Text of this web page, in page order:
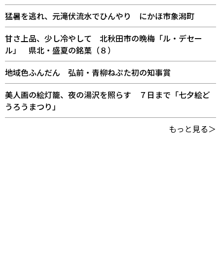
猛暑を逃れ、元滝伏流水でひんやり にかほ市象潟町
甘さ上品、少し冷やして 北秋田市の晩梅「ル・デセー
ル」 県北・盛夏の銘菓（８）
地域色ふんだん 弘前・青柳ねぷた初の知事賞
美人画の絵灯籠、夜の湯沢を照らす ７日まで「七夕絵ど
うろうまつり」
もっと見る＞